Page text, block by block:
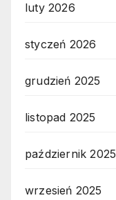
luty 2026
styczeń 2026
grudzień 2025
listopad 2025
październik 2025
wrzesień 2025